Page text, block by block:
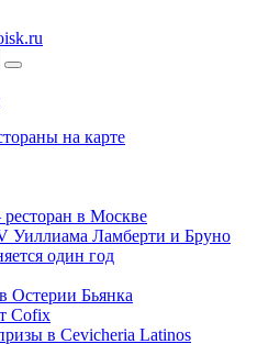
на карте
в Москве
Уиллиама Ламберти и Бруно
один год
Остерии Бьянка
Cofix
в Cevicheria Latinos